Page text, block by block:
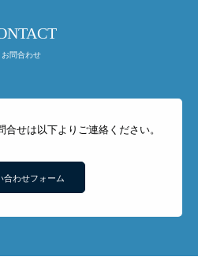
お問合わせ
合せは以下よりご連絡ください。
合わせフォーム